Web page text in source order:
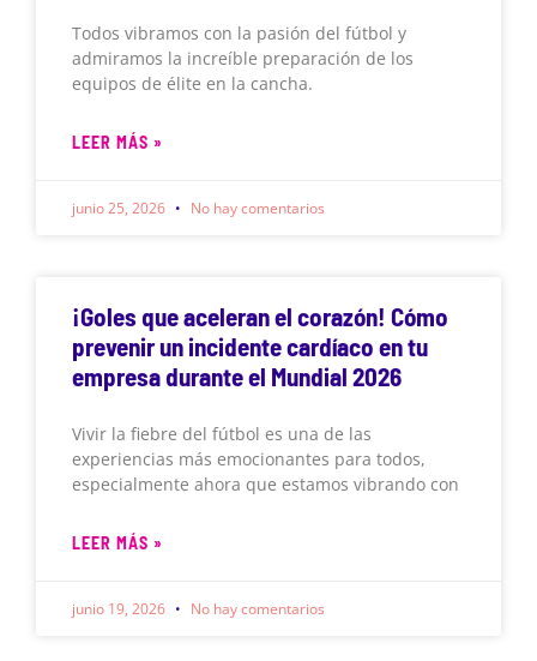
Todos vibramos con la pasión del fútbol y
admiramos la increíble preparación de los
equipos de élite en la cancha.
LEER MÁS »
junio 25, 2026 No hay comentarios
¡Goles que aceleran el corazón! Cómo
prevenir un incidente cardíaco en tu
empresa durante el Mundial 2026
Vivir la fiebre del fútbol es una de las
experiencias más emocionantes para todos,
especialmente ahora que estamos vibrando con
LEER MÁS »
junio 19, 2026 No hay comentarios